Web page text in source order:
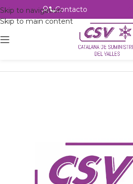
Skip to navigation
Skip to main content
Contacto
csvalles